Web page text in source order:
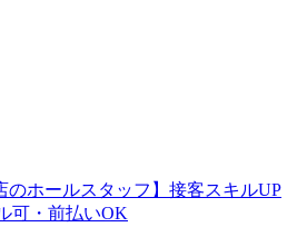
のホールスタッフ】接客スキルUP
可・前払いOK